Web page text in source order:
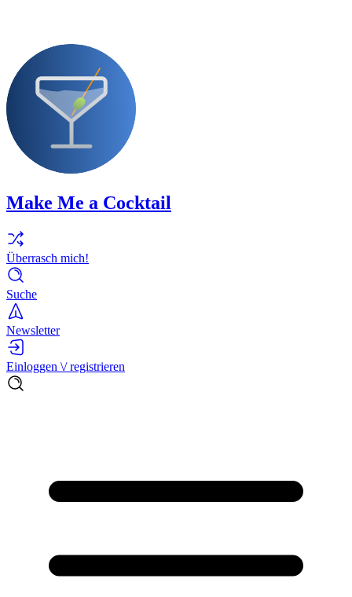
Make Me a Cocktail
Überrasch mich!
Suche
Newsletter
Einloggen \/ registrieren